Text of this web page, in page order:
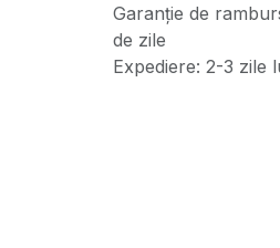
Garanție de
de zile
Expediere: 2-3 zile